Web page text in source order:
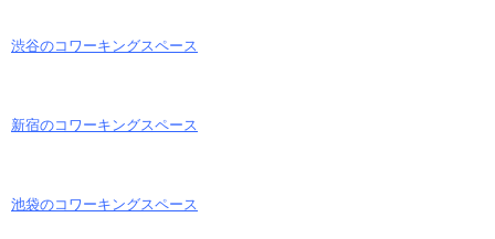
渋谷のコワーキングスペース
新宿のコワーキングスペース
池袋のコワーキングスペース